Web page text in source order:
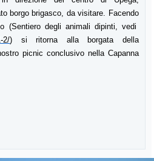
borgo brigasco, da visitare. Facendo
(Sentiero degli animali dipinti, vedi
2/) si ritorna alla borgata della
picnic conclusivo nella Capanna